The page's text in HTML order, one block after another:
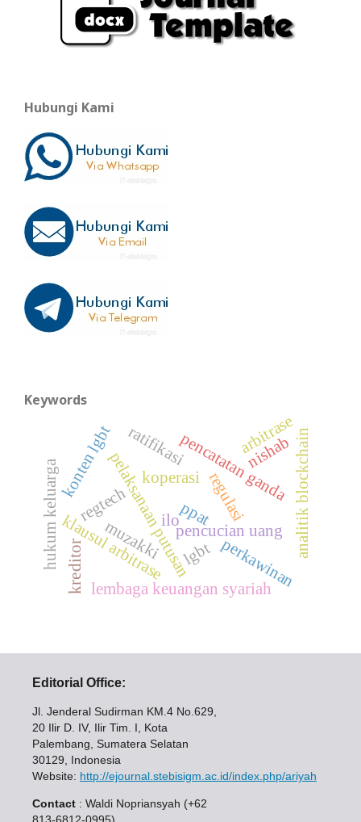
Hubungi Kami
Keywords
pelaksanaan putusan
lembaga keuangan syariah
pencucian uang
regulasi
regtech analitik blockchain
klausul arbitrase
koperasi
konten lgbt
perkawinan
pencatatan ganda
hukum keluarga ilo
ratifikasi
ppat
arbitrase
lgbt
kreditor
nishab
muzakki
Editorial Office:
Jl. Jenderal Sudirman KM.4 No.629,
20 Ilir D. IV, Ilir Tim. I, Kota
Palembang, Sumatera Selatan
30129, Indonesia
Website: http://ejournal.stebisigm.ac.id/index.php/ariyah
Contact : Waldi Nopriansyah (+62